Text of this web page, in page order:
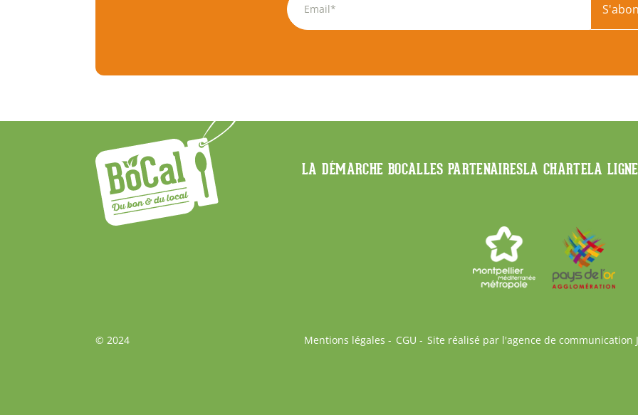
Menu
Footer
LA DÉMARCHE BOCALLES PARTENAIRESLA CHARTELA
Bas
© 2024 Mentions légales CGU Site réalisé par l'agence de communication